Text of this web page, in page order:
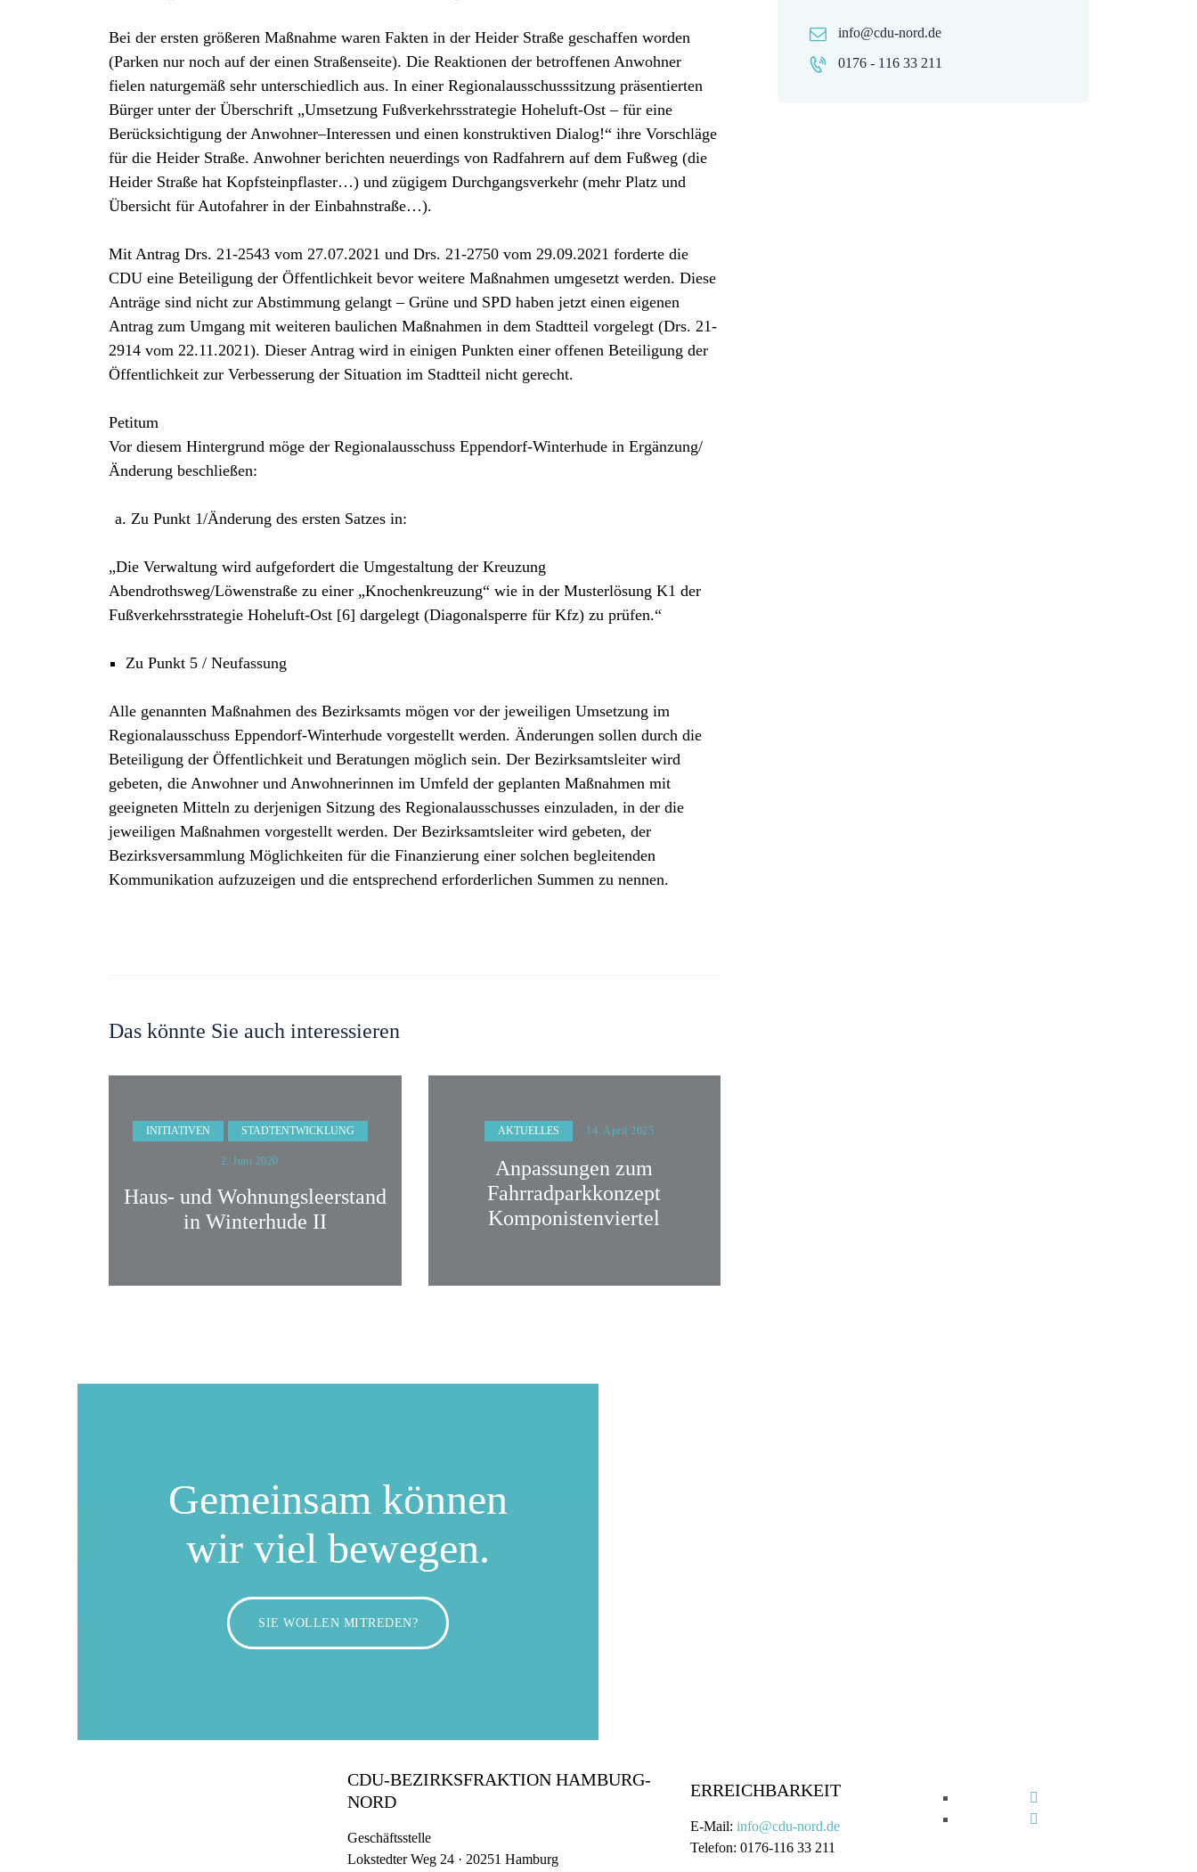
Bei der ersten größeren Maßnahme waren Fakten in der Heider Straße geschaffen worden
(Parken nur noch auf der einen Straßenseite). Die Reaktionen der betroffenen Anwohner
fielen naturgemäß sehr unterschiedlich aus. In einer Regionalausschusssitzung präsentierten
Bürger unter der Überschrift „Umsetzung Fußverkehrsstrategie Hoheluft-Ost – für eine
Berücksichtigung der Anwohner–Interessen und einen konstruktiven Dialog!“ ihre Vorschläge
für die Heider Straße. Anwohner berichten neuerdings von Radfahrern auf dem Fußweg (die
Heider Straße hat Kopfsteinpflaster…) und zügigem Durchgangsverkehr (mehr Platz und
Übersicht für Autofahrer in der Einbahnstraße…).
Mit Antrag Drs. 21-2543 vom 27.07.2021 und Drs. 21-2750 vom 29.09.2021 forderte die
CDU eine Beteiligung der Öffentlichkeit bevor weitere Maßnahmen umgesetzt werden. Diese
Anträge sind nicht zur Abstimmung gelangt – Grüne und SPD haben jetzt einen eigenen
Antrag zum Umgang mit weiteren baulichen Maßnahmen in dem Stadtteil vorgelegt (Drs. 21-
2914 vom 22.11.2021). Dieser Antrag wird in einigen Punkten einer offenen Beteiligung der
Öffentlichkeit zur Verbesserung der Situation im Stadtteil nicht gerecht.
Petitum
Vor diesem Hintergrund möge der Regionalausschuss Eppendorf-Winterhude in Ergänzung/
Änderung beschließen:
Zu Punkt 1/Änderung des ersten Satzes in:
„Die Verwaltung wird aufgefordert die Umgestaltung der Kreuzung
Abendrothsweg/Löwenstraße zu einer „Knochenkreuzung“ wie in der Musterlösung K1 der
Fußverkehrsstrategie Hoheluft-Ost [6] dargelegt (Diagonalsperre für Kfz) zu prüfen.“
Zu Punkt 5 / Neufassung
Alle genannten Maßnahmen des Bezirksamts mögen vor der jeweiligen Umsetzung im
Regionalausschuss Eppendorf-Winterhude vorgestellt werden. Änderungen sollen durch die
Beteiligung der Öffentlichkeit und Beratungen möglich sein. Der Bezirksamtsleiter wird
gebeten, die Anwohner und Anwohnerinnen im Umfeld der geplanten Maßnahmen mit
geeigneten Mitteln zu derjenigen Sitzung des Regionalausschusses einzuladen, in der die
jeweiligen Maßnahmen vorgestellt werden. Der Bezirksamtsleiter wird gebeten, der
Bezirksversammlung Möglichkeiten für die Finanzierung einer solchen begleitenden
Kommunikation aufzuzeigen und die entsprechend erforderlichen Summen zu nennen.
Das könnte Sie auch interessieren
INITIATIVEN STADTENTWICKLUNG
2. Juni 2020
Haus- und Wohnungsleerstand
in Winterhude II
AKTUELLES 14. April 2025
Anpassungen zum
Fahrradparkkonzept
Komponistenviertel
info@cdu-nord.de
0176 - 116 33 211
Gemeinsam können
wir viel bewegen.
SIE WOLLEN MITREDEN?
CDU-BEZIRKSFRAKTION HAMBURG-
NORD
Geschäftsstelle
Lokstedter Weg 24 · 20251 Hamburg
ERREICHBARKEIT
E-Mail:info@cdu-nord.de
Telefon: 0176-116 33 211